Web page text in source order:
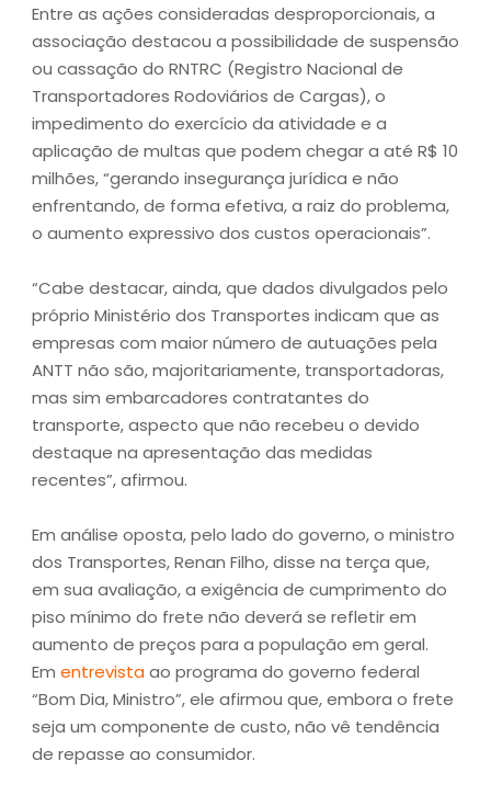
Entre as ações consideradas desproporcionais, a
associação destacou a possibilidade de suspensão
ou cassação do RNTRC (Registro Nacional de
Transportadores Rodoviários de Cargas), o
impedimento do exercício da atividade e a
aplicação de multas que podem chegar a até R$ 10
milhões, “gerando insegurança jurídica e não
enfrentando, de forma efetiva, a raiz do problema,
o aumento expressivo dos custos operacionais”.
“Cabe destacar, ainda, que dados divulgados pelo
próprio Ministério dos Transportes indicam que as
empresas com maior número de autuações pela
ANTT não são, majoritariamente, transportadoras,
mas sim embarcadores contratantes do
transporte, aspecto que não recebeu o devido
destaque na apresentação das medidas
recentes”, afirmou.
Em análise oposta, pelo lado do governo, o ministro
dos Transportes, Renan Filho, disse na terça que,
em sua avaliação, a exigência de cumprimento do
piso mínimo do frete não deverá se refletir em
aumento de preços para a população em geral.
Em entrevistaao programa do governo federal
“Bom Dia, Ministro”, ele afirmou que, embora o frete
seja um componente de custo, não vê tendência
de repasse ao consumidor.